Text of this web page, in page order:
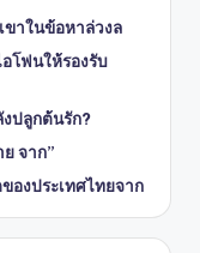
าในข้อหาล่วงล
โฟนให้รองรับ
ปลูกต้นรัก?
จาก”
องประเทศไทยจาก